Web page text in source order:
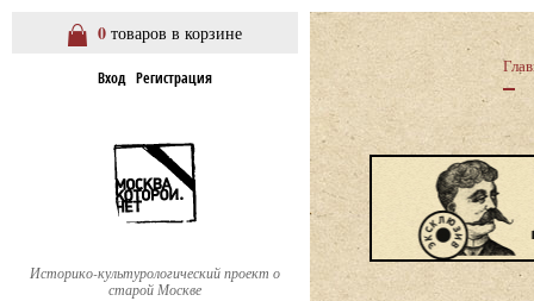
0 товаров в корзине
Вход Регистрация
Историко-культурологический проект о
старой Москве